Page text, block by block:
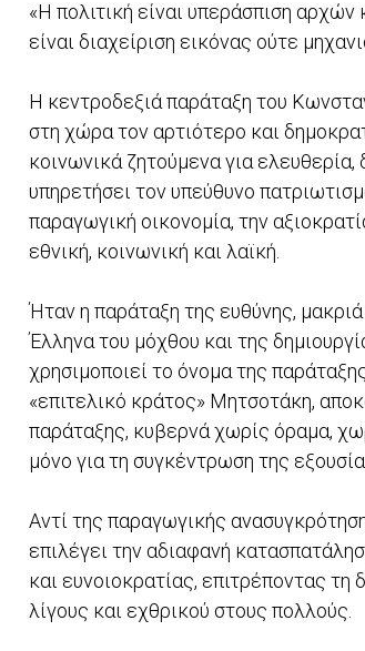
«Η πολιτική είναι υπεράσπιση
είναι διαχείριση εικόνας ούτε
Η κεντροδεξιά παράταξη του
στη χώρα τον αρτιότερο και
κοινωνικά ζητούμενα για
υπηρετήσει τον υπεύθυνο
παραγωγική οικονομία, την
εθνική, κοινωνική και λαϊκή.
Ήταν η παράταξη της ευθύνης,
Έλληνα του μόχθου και της
χρησιμοποιεί το όνομα της
«επιτελικό κράτος» Μητσοτάκη,
παράταξης, κυβερνά χωρίς όραμα,
μόνο για τη συγκέντρωση της
Αντί της παραγωγικής
επιλέγει την αδιαφανή
και ευνοιοκρατίας, επιτρέποντας
λίγους και εχθρικού στους πολλούς.